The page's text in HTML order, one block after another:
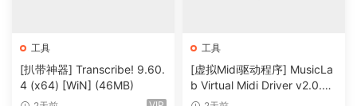
Use AI speed and precision to split a sample into layers
and create freeform mixes. Automatically unmix tracks into
stems, and stems into component parts. Quickly identify,
工具
[扒带神器] Transcribe! 9.60.
4 (x64) [WiN] (46MB)
工具
[虚拟Midi驱动程序] MusicLa
b Virtual Midi Driver v2.0.3-
R2R [WiN]（0.5MB）